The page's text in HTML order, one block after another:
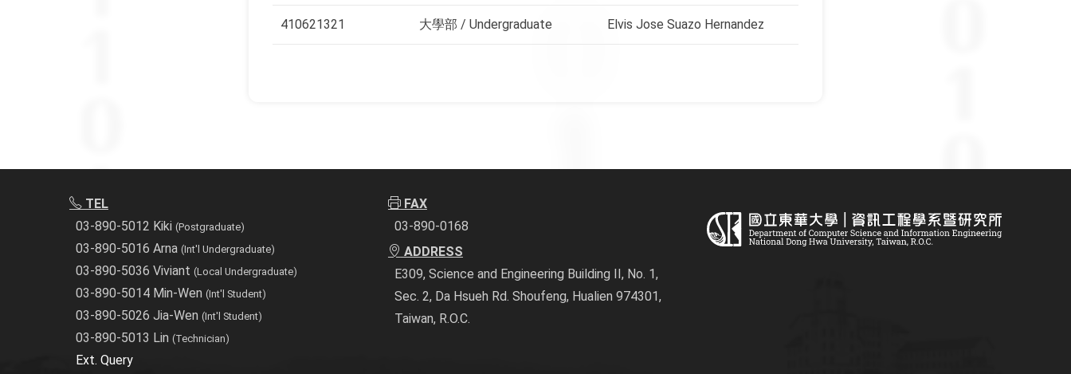
410621321 大學部 / Undergraduate Elvis Jose Suazo Hernandez
TEL
03-890-5012 Kiki (Postgraduate)
03-890-5016 Arna (Int'l Undergraduate)
03-890-5036 Viviant (Local Undergraduate)
03-890-5014 Min-Wen (Int'l Student)
03-890-5026 Jia-Wen (Int'l Student)
03-890-5013 Lin (Technician)
Ext. Query
FAX
03-890-0168
ADDRESS
E309, Science and Engineering Building II, No. 1,
Sec. 2, Da Hsueh Rd. Shoufeng, Hualien 974301,
Taiwan, R.O.C.